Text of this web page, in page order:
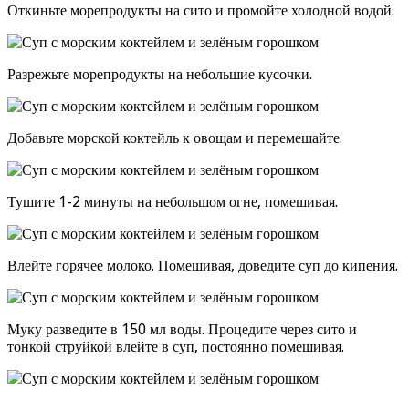
Откиньте морепродукты на сито и промойте холодной водой.
Разрежьте морепродукты на небольшие кусочки.
Добавьте морской коктейль к овощам и перемешайте.
Тушите 1-2 минуты на небольшом огне, помешивая.
Влейте горячее молоко. Помешивая, доведите суп до кипения.
Муку разведите в 150 мл воды. Процедите через сито и
тонкой струйкой влейте в суп, постоянно помешивая.